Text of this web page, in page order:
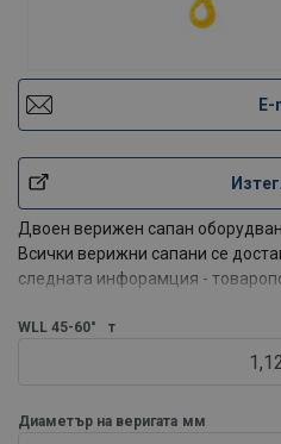
E-
Двоен верижен сапан
Всички верижни сапани се
следната инфорамция -
Забележка! Дължината на
WLL 45-60° т
Диаметър на веригата мм